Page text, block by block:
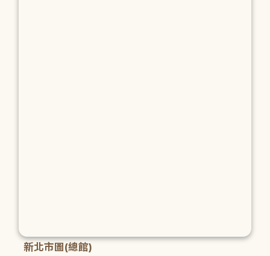
新北市圖(總館)